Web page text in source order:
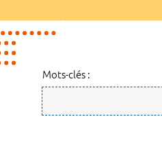
Mots-clés :